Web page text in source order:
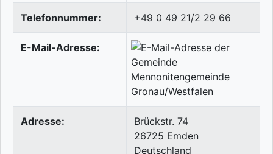
Telefonnummer: +49 0 49 21/2 29 66
E-Mail-Adresse:
Adresse:
Brückstr. 74
26725 Emden
Deutschland